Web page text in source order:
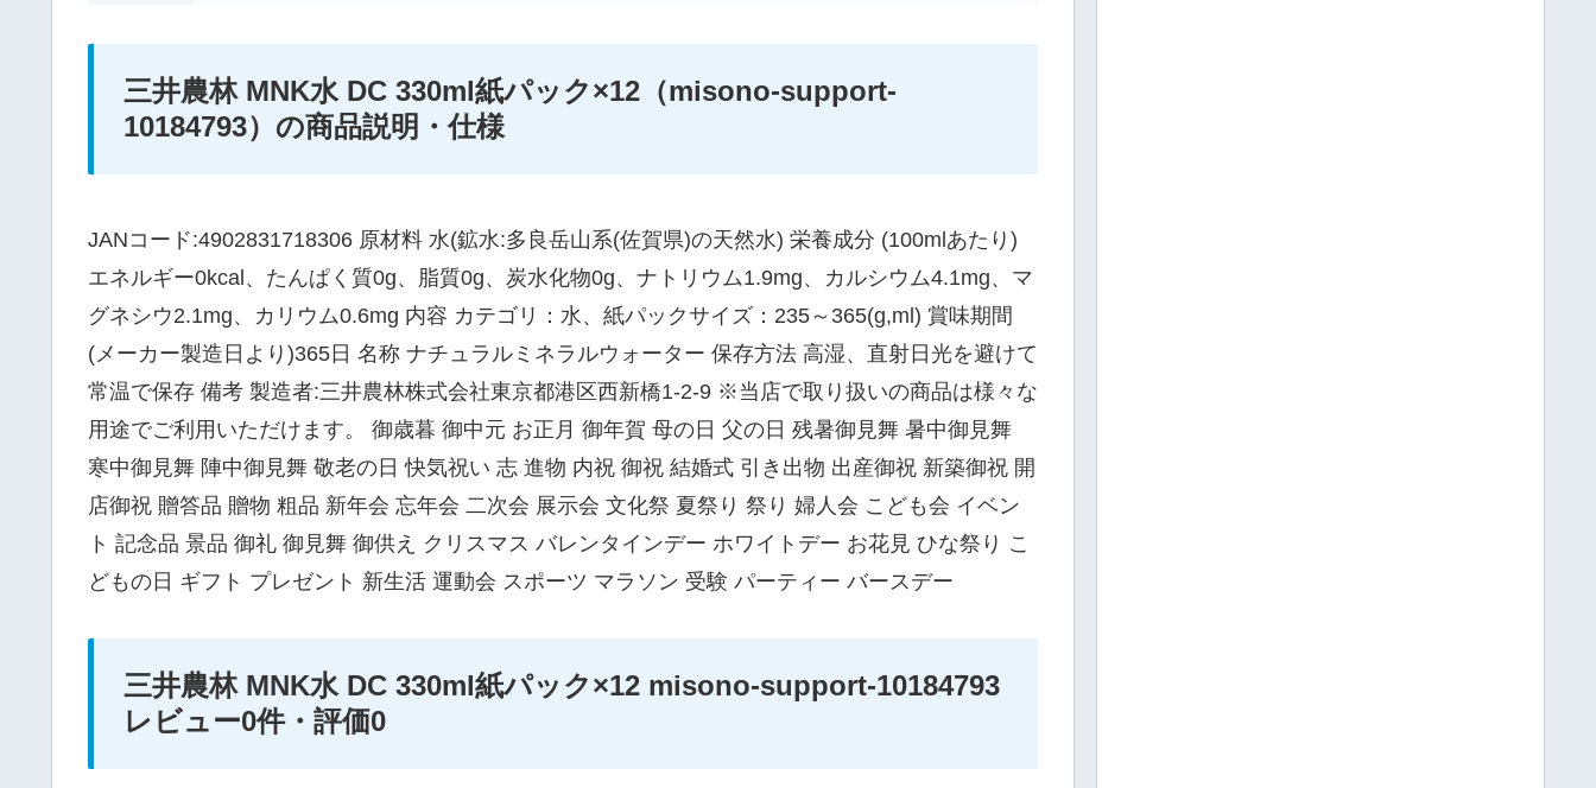
三井農林 MNK水 DC 330ml紙パック×12（misono-support-
10184793）の商品説明・仕様
JANコード:4902831718306 原材料 水(鉱水:多良岳山系(佐賀県)の天然水) 栄養成分 (100mlあたり)
エネルギー0kcal、たんぱく質0g、脂質0g、炭水化物0g、ナトリウム1.9mg、カルシウム4.1mg、マ
グネシウ2.1mg、カリウム0.6mg 内容 カテゴリ：水、紙パックサイズ：235～365(g,ml) 賞味期間
(メーカー製造日より)365日 名称 ナチュラルミネラルウォーター 保存方法 高湿、直射日光を避けて
常温で保存 備考 製造者:三井農林株式会社東京都港区西新橋1-2-9 ※当店で取り扱いの商品は様々な
用途でご利用いただけます。 御歳暮 御中元 お正月 御年賀 母の日 父の日 残暑御見舞 暑中御見舞
寒中御見舞 陣中御見舞 敬老の日 快気祝い 志 進物 内祝 御祝 結婚式 引き出物 出産御祝 新築御祝 開
店御祝 贈答品 贈物 粗品 新年会 忘年会 二次会 展示会 文化祭 夏祭り 祭り 婦人会 こども会 イベン
ト 記念品 景品 御礼 御見舞 御供え クリスマス バレンタインデー ホワイトデー お花見 ひな祭り こ
どもの日 ギフト プレゼント 新生活 運動会 スポーツ マラソン 受験 パーティー バースデー
三井農林 MNK水 DC 330ml紙パック×12 misono-support-10184793
レビュー0件・評価0